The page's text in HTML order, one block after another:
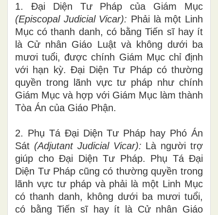
1. Đại Diện Tư Pháp của Giám Mục
(EpiscopalJudicial Vicar): Phải là một Linh
Mục có thanh danh, có bằng Tiến sĩ hay ít
là Cử nhân Giáo Luật và không dưới ba
mươituổi, được chính Giám Mục chỉ định
với hạn kỳ. Đại Diện Tư Pháp có thường
quyền trong lãnh vựctư pháp như chính
Giám Mục và hợp với Giám Mục làm thành
Tòa Án của Giáo Phận.
2. Phụ Tá Đại Diện Tư Pháp hay Phó Án
Sát (AdjutantJudicial Vicar): Là người trợ
giúp choĐại Diện Tư Pháp. Phụ Tá Đại
Diện Tư Pháp cũng có thường quyền trong
lãnh vực tư pháp và phải là một Linh Mục
có thanh danh, không dưới ba mươi tuổi,
có bằng Tiến sĩhay ít là Cử nhân Giáo